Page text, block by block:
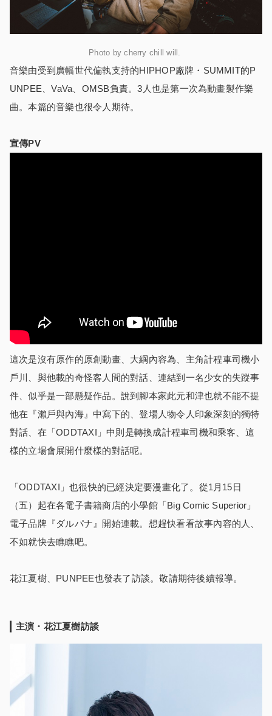
Photo by cherry chill will.
音樂由受到廣幅世代偏執支持的HIPHOP廠牌・SUMMIT的P
UNPEE、VaVa、OMSB負責。3人也是第一次為動畫製作樂
曲。本篇的音樂也很令人期待。
宣傳PV
這次是沒有原作的原創動畫、大綱內容為、主角計程車司機小
戶川、與他載的奇怪客人間的對話、連結到一名少女的失蹤事
件、似乎是一部懸疑作品。說到腳本家此元和津也就不能不提
他在『瀨戶與內海』中寫下的、登場人物令人印象深刻的獨特
對話、在「ODDTAXI」中則是轉換成計程車司機和乘客、這
樣的立場會展開什麼樣的對話呢。
「ODDTAXI」也很快的已經決定要漫畫化了。從1月15日
（五）起在各電子書籍商店的小學館「Big Comic Superior」
電子品牌『ダルパナ』開始連載。想趕快看看故事內容的人、
不如就快去瞧瞧吧。
花江夏樹、PUNPEE也發表了訪談。敬請期待後續報導。
主演・花江夏樹訪談